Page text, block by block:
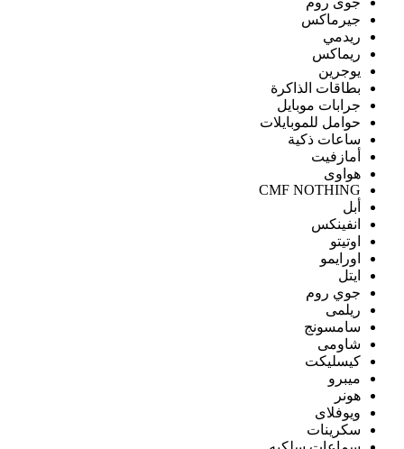
جيرماكس
ريدمي
ريماكس
يوجرين
بطاقات الذاكرة
جرابات موبايل
حوامل للموبايلات
ساعات ذكية
أمازفيت
هواوى
CMF NOTHING
أبل
انفينكس
اوتيتو
اورايمو
ايتل
جوي روم
ريلمى
سامسونج
شاومى
كيسليكت
ميبرو
هونر
ويوفلاى
سكرينات